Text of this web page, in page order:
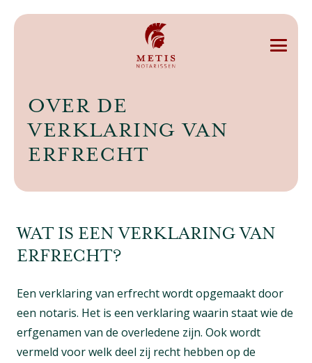
OVER DE
VERKLARING VAN
ERFRECHT
WAT IS EEN VERKLARING VAN
ERFRECHT?
Een verklaring van erfrecht wordt opgemaakt door
een notaris. Het is een verklaring waarin staat wie de
erfgenamen van de overledene zijn. Ook wordt
vermeld voor welk deel zij recht hebben op de